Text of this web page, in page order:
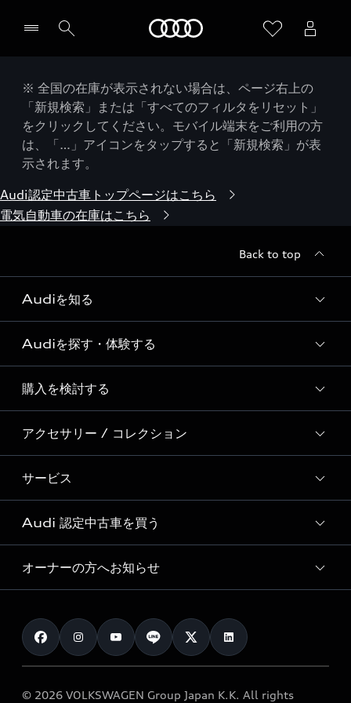
※ 全国の在庫が表示されない場合は、ページ右上の
「新規検索」または「すべてのフィルタをリセット」
をクリックしてください。モバイル端末をご利用の方
は、「…」アイコンをタップすると「新規検索」が表
示されます。
Audi認定中古車トップページはこちら
電気自動車の在庫はこちら
Back to top
Audiを知る
Audi ブランド
Story of Progress
Audi Sport
Formula 1®
デジタルサービス
Audiを探す・体験する
ディーラー検索
新車在庫検索
試乗車・展示車検索
見積り依頼
試乗予約
購入を検討する
モデル一覧
特別仕様モデル / 限定モデル
e-tronラインアップ
価格シミュレーション
車両比較
カタログ一覧
アクセサリー / コレクション
純正アクセサリー
オンラインショップ
Audi collection
アウディナビアプリ
サービス
サービス入庫予約
サービスプログラム
メンテナンス
車検 / 定期点検
e-tronアフターサポート
Audi 認定中古車を買う
Audi認定中古車
クオリティ
保証
メンテナンス
オーナーの方へお知らせ
お知らせ
オーナー様向けキャンペーン
© 2026 VOLKSWAGEN Group Japan K.K. All rights